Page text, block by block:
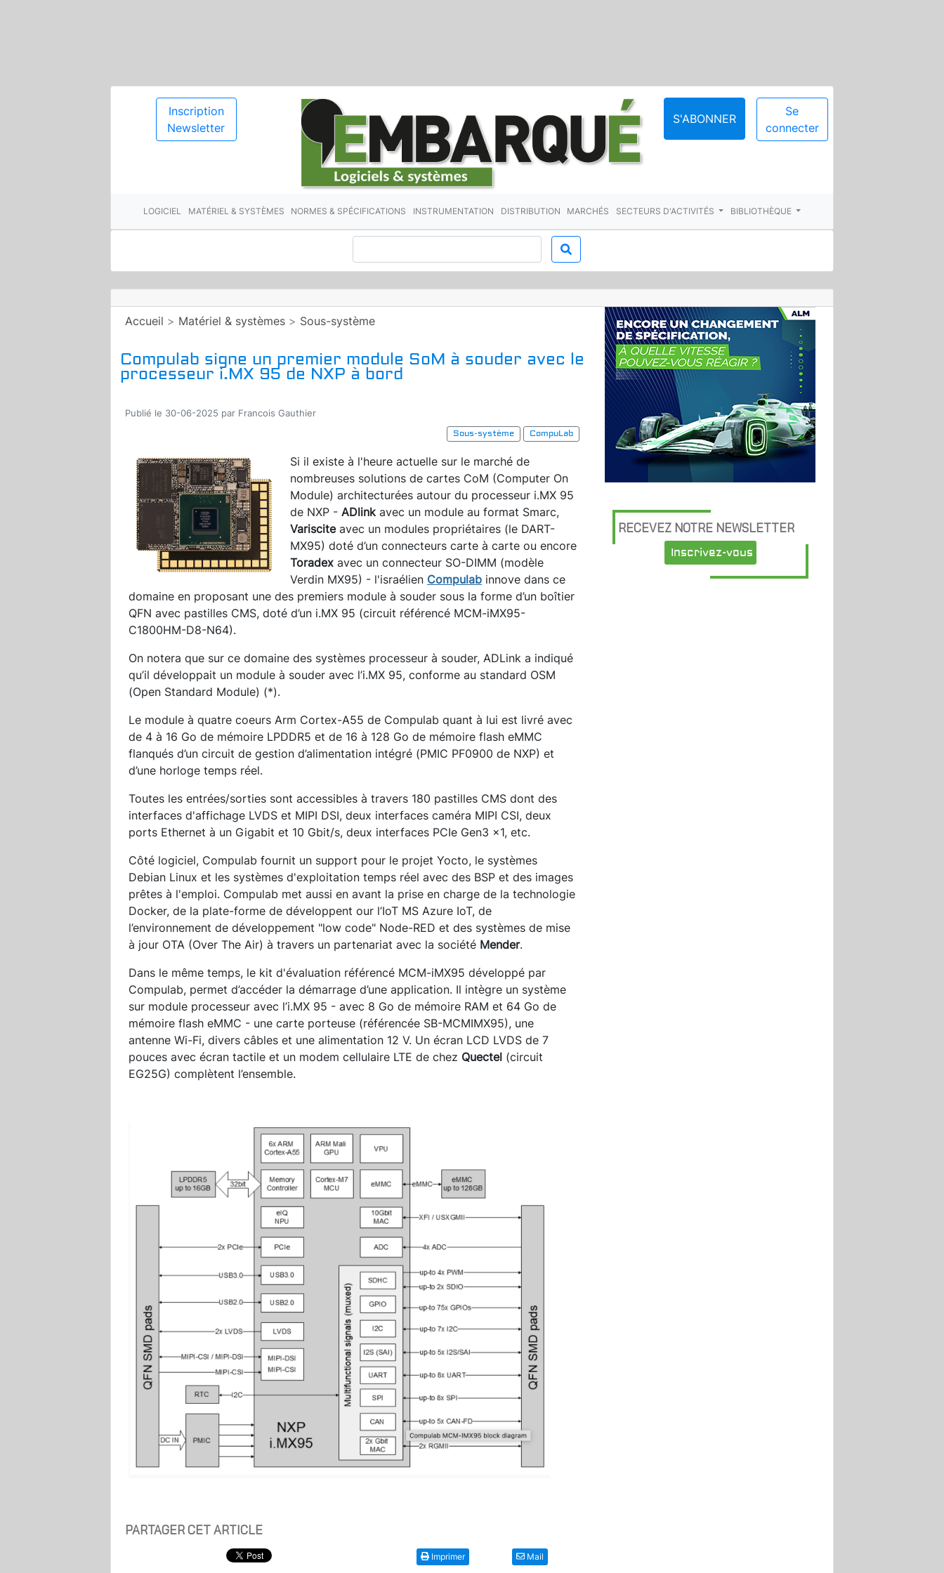
Inscription
Newsletter
S'ABONNER
Se
connecter
LOGICIEL MATÉRIEL & SYSTÈMES NORMES & SPÉCIFICATIONS INSTRUMENTATION DISTRIBUTION MARCHÉS SECTEURS D'ACTIVITÉS BIBLIOTHÈQUE
Accueil > Matériel & systèmes > Sous-système
Compulab signe un premier module SoM à souder avec le
processeur i.MX 95 de NXP à bord
Publié le 30-06-2025 par Francois Gauthier
Sous-système
CompuLab
Si il existe à l'heure actuelle sur le marché de
nombreuses solutions de cartes CoM (Computer On
Module) architecturées autour du processeur i.MX 95
de NXP - ADlink avec un module au format Smarc,
Varisciteavec un modules propriétaires (le DART-
MX95) doté d’un connecteurs carte à carte ou encore
Toradex avec un connecteur SO-DIMM (modèle
Verdin MX95) - l'israélien Compulab innove dans ce
domaine en proposant une des premiers module à souder sous la forme d’un boîtier
QFN avec pastilles CMS, doté d’un i.MX 95 (circuit référencé MCM-iMX95-
C1800HM-D8-N64).
On notera que sur ce domaine des systèmes processeur à souder, ADLink a indiqué
qu’il développait un module à souder avec l’i.MX 95, conforme au standard OSM
(Open Standard Module) (*).
Le module à quatre coeurs Arm Cortex-A55 de Compulab quant à lui est livré avec
de 4 à 16 Go de mémoire LPDDR5 et de 16 à 128 Go de mémoire flash eMMC
flanqués d’un circuit de gestion d’alimentation intégré (PMIC PF0900 de NXP) et
d’une horloge temps réel.
Toutes les entrées/sorties sont accessibles à travers 180 pastilles CMS dont des
interfaces d'affichage LVDS et MIPI DSI, deux interfaces caméra MIPI CSI, deux
ports Ethernet à un Gigabit et 10 Gbit/s, deux interfaces PCIe Gen3 x1, etc.
Côté logiciel, Compulab fournit un support pour le projet Yocto, le systèmes
Debian Linux et les systèmes d'exploitation temps réel avec des BSP et des images
prêtes à l'emploi. Compulab met aussi en avant la prise en charge de la technologie
Docker, de la plate-forme de développent our l’IoT MS Azure IoT, de
l’environnement de développement "low code" Node-RED et des systèmes de mise
à jour OTA (Over The Air) à travers un partenariat avec la société Mender.
Dans le même temps, le kit d'évaluation référencé MCM-iMX95 développé par
Compulab, permet d’accéder la démarrage d’une application. Il intègre un système
sur module processeur avec l’i.MX 95 - avec 8 Go de mémoire RAM et 64 Go de
mémoire flash eMMC - une carte porteuse (référencée SB-MCMIMX95), une
antenne Wi-Fi, divers câbles et une alimentation 12 V. Un écran LCD LVDS de 7
pouces avec écran tactile et un modem cellulaire LTE de chez Quectel (circuit
EG25G) complètent l’ensemble.
PARTAGER CET ARTICLE
Imprimer Mail
RECEVEZ NOTRE NEWSLETTER
Inscrivez-vous